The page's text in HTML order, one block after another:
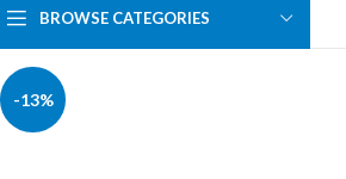
BROWSE CATEGORIES
-13%